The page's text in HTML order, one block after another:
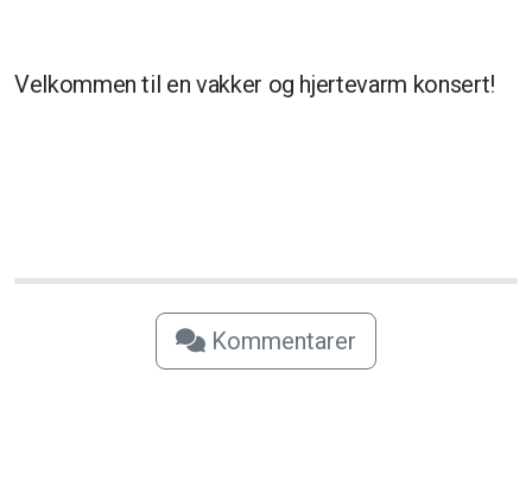
Velkommen til en vakker og hjertevarm konsert!
Kommentarer